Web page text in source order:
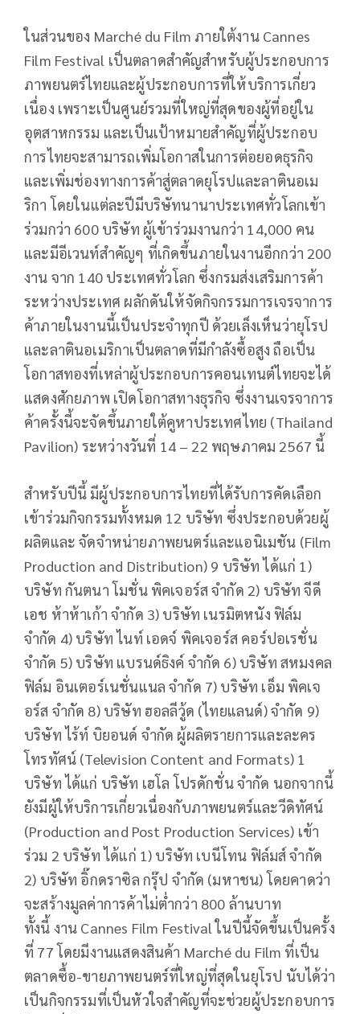
ในส่วนของ Marché du Film ภายใต้งาน Cannes
Film Festival เป็นตลาดสำคัญสำหรับผู้ประกอบการ
ภาพยนตร์ไทยและผู้ประกอบการที่ให้บริการเกี่ยว
เนื่อง เพราะเป็นศูนย์รวมที่ใหญ่ที่สุดของผู้ที่อยู่ใน
อุตสาหกรรม และเป็นเป้าหมายสำคัญที่ผู้ประกอบ
การไทยจะสามารถเพิ่มโอกาสในการต่อยอดธุรกิจ
และเพิ่มช่องทางการค้าสู่ตลาดยุโรปและลาตินอเม
ริกา โดยในแต่ละปีมีบริษัทนานาประเทศทั่วโลกเข้า
ร่วมกว่า 600 บริษัท ผู้เข้าร่วมงานกว่า 14,000 คน
และมีอีเวนท์สำคัญๆ ที่เกิดขึ้นภายในงานอีกกว่า 200
งาน จาก 140 ประเทศทั่วโลก ซึ่งกรมส่งเสริมการค้า
ระหว่างประเทศ ผลักดันให้จัดกิจกรรมการเจรจาการ
ค้าภายในงานนี้เป็นประจำทุกปี ด้วยเล็งเห็นว่ายุโรป
และลาตินอเมริกาเป็นตลาดที่มีกำลังซื้อสูง ถือเป็น
โอกาสทองที่เหล่าผู้ประกอบการคอนเทนต์ไทยจะได้
แสดงศักยภาพ เปิดโอกาสทางธุรกิจ ซึ่งงานเจรจาการ
ค้าครั้งนี้จะจัดขึ้นภายใต้คูหาประเทศไทย (Thailand
Pavilion) ระหว่างวันที่ 14 – 22 พฤษภาคม 2567 นี้
สำหรับปีนี้ มีผู้ประกอบการไทยที่ได้รับการคัดเลือก
เข้าร่วมกิจกรรมทั้งหมด 12 บริษัท ซึ่งประกอบด้วยผู้
ผลิตและ จัดจำหน่ายภาพยนตร์และแอนิเมชัน (Film
Production and Distribution) 9 บริษัท ได้แก่ 1)
บริษัท กันตนา โมชั่น พิคเจอร์ส จำกัด 2) บริษัท จีดี
เอช ห้าห้าเก้า จำกัด 3) บริษัท เนรมิตหนัง ฟิล์ม
จำกัด 4) บริษัท ไนท์ เอดจ์ พิคเจอร์ส คอร์ปอเรชั่น
จำกัด 5) บริษัท แบรนด์ธิงค์ จำกัด 6) บริษัท สหมงคล
ฟิล์ม อินเตอร์เนชั่นแนล จำกัด 7) บริษัท เอ็ม พิคเจ
อร์ส จำกัด 8) บริษัท ฮอลลีวู้ด (ไทยแลนด์) จำกัด 9)
บริษัท ไร้ท์ บิยอนด์ จำกัด ผู้ผลิตรายการและละคร
โทรทัศน์ (Television Content and Formats) 1
บริษัท ได้แก่ บริษัท เฮโล โปรดักชั่น จำกัด นอกจากนี้
ยังมีผู้ให้บริการเกี่ยวเนื่องกับภาพยนตร์และวีดิทัศน์
(Production and Post Production Services) เข้า
ร่วม 2 บริษัท ได้แก่ 1) บริษัท เบนีโทน ฟิล์มส์ จำกัด
2) บริษัท อิ๊กดราซิล กรุ๊ป จำกัด (มหาชน) โดยคาดว่า
จะสร้างมูลค่าการค้าไม่ต่ำกว่า 800 ล้านบาท
ทั้งนี้ งาน Cannes Film Festival ในปีนี้จัดขึ้นเป็นครั้ง
ที่ 77 โดยมีงานแสดงสินค้า Marché du Film ที่เป็น
ตลาดซื้อ-ขายภาพยนตร์ที่ใหญ่ที่สุดในยุโรป นับได้ว่า
เป็นกิจกรรมที่เป็นหัวใจสำคัญที่จะช่วยผู้ประกอบการ